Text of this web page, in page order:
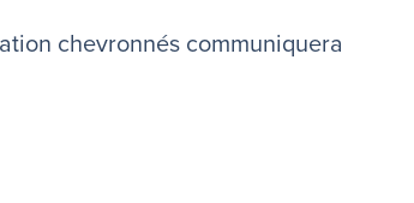
chevronnés communiquera